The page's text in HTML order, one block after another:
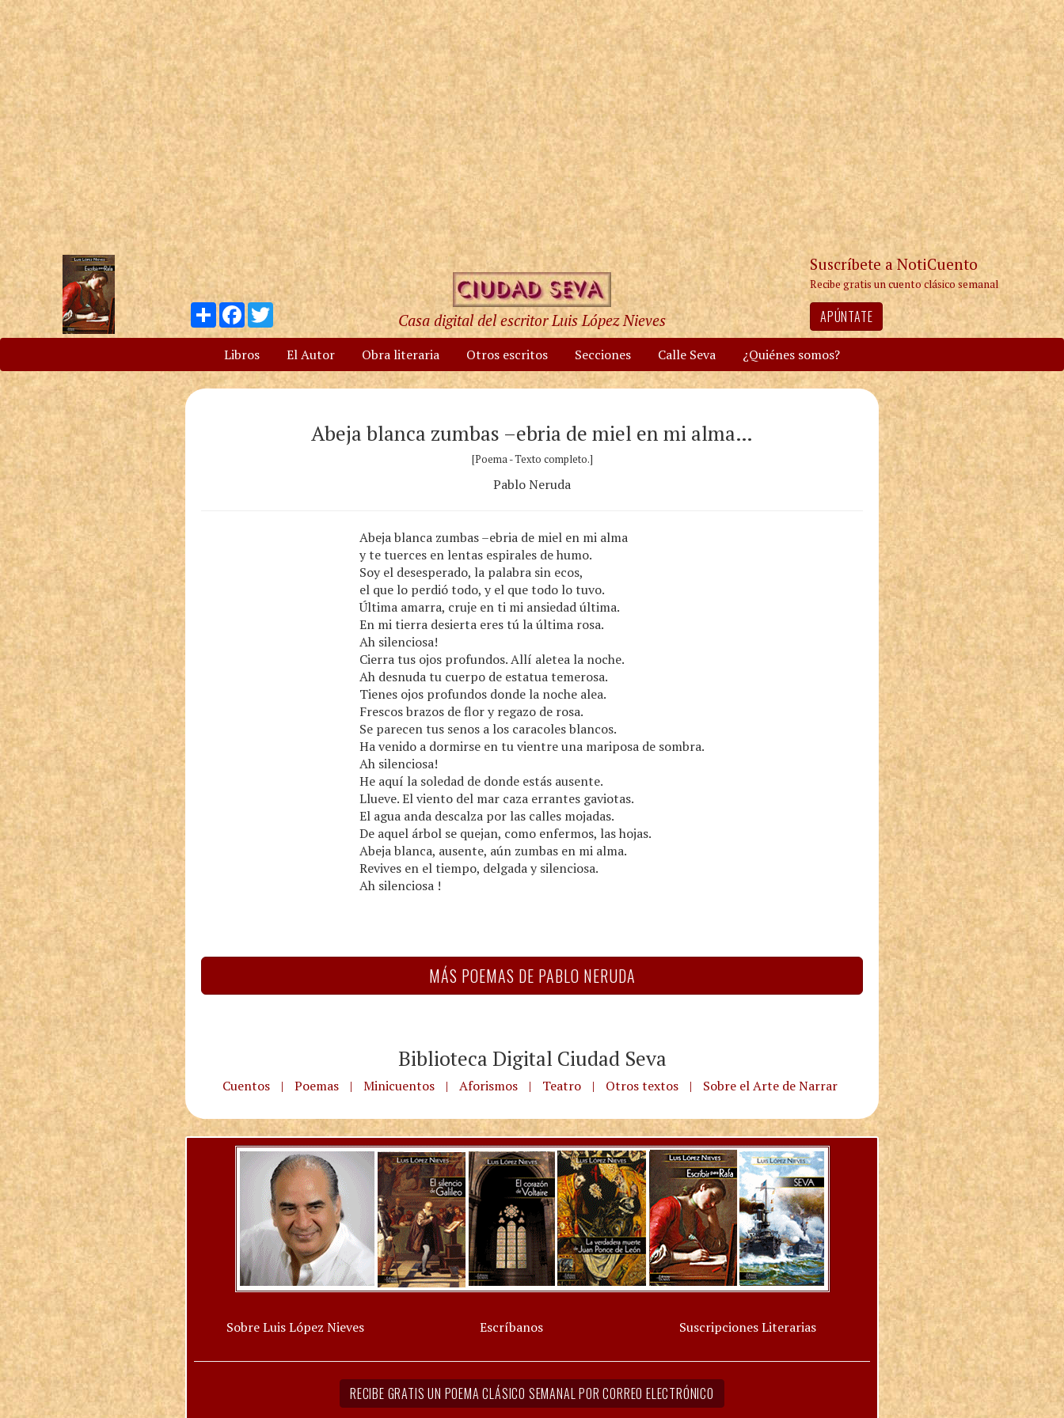
Compartir
Facebook
Twitter
Casa digital del escritor Luis López Nieves
Suscríbete a NotiCuento
Recibe gratis un cuento clásico semanal
APÚNTATE
Libros El Autor Obra literaria Otros escritos Secciones Calle Seva ¿Quiénes somos?
Abeja blanca zumbas –ebria de miel en mi alma…
[Poema - Texto completo.]
Pablo Neruda
Abeja blanca zumbas –ebria de miel en mi alma
y te tuerces en lentas espirales de humo.
Soy el desesperado, la palabra sin ecos,
el que lo perdió todo, y el que todo lo tuvo.
Última amarra, cruje en ti mi ansiedad última.
En mi tierra desierta eres tú la última rosa.
Ah silenciosa!
Cierra tus ojos profundos. Allí aletea la noche.
Ah desnuda tu cuerpo de estatua temerosa.
Tienes ojos profundos donde la noche alea.
Frescos brazos de flor y regazo de rosa.
Se parecen tus senos a los caracoles blancos.
Ha venido a dormirse en tu vientre una mariposa de sombra.
Ah silenciosa!
He aquí la soledad de donde estás ausente.
Llueve. El viento del mar caza errantes gaviotas.
El agua anda descalza por las calles mojadas.
De aquel árbol se quejan, como enfermos, las hojas.
Abeja blanca, ausente, aún zumbas en mi alma.
Revives en el tiempo, delgada y silenciosa.
Ah silenciosa !
MÁS POEMAS DE PABLO NERUDA
Biblioteca Digital Ciudad Seva
Cuentos | Poemas | Minicuentos | Aforismos | Teatro | Otros textos | Sobre el Arte de Narrar
Sobre Luis López Nieves Escríbanos Suscripciones Literarias
RECIBE GRATIS UN POEMA CLÁSICO SEMANAL POR CORREO ELECTRÓNICO